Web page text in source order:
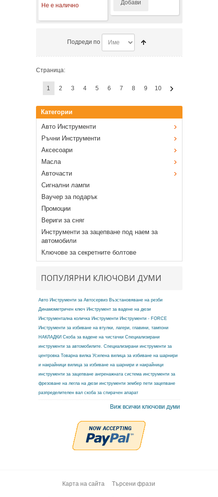
Не е налично Добави
Подреди по
Страница:
1 2 3 4 5 6 7 8 9 10
Категории
Авто Инструменти
Ръчни Инструменти
Аксесоари
Масла
Авточасти
Сигнални лампи
Ваучер за подарък
Промоции
Вериги за сняг
Инструменти за зацепване под наем за
автомобили
Ключове за секретните болтове
ПОПУЛЯРНИ КЛЮЧОВИ ДУМИ
Авто Инструменти за Автосервиз Възстановяване на резби
Динамометричен ключ Инструмент за вадене на дюзи
Инструментална количка Инструменти Инструменти - FORCE
Инструменти за избиване на втулки, лагери, главини, тампони
НАКЛАДКИ Скоба за вадене на чистачки Специализирани
инструменти за автомобилите. Специализирани инструменти за
центровка Товарна вилка Усилена вилица за избиване на шарнири
и накрайници вилица за избиване на шарнири и накрайници
инструменти за зацепване ангренажната система инструменти за
фрезоване на легла на дюзи инструменти зембер пети зацепване
разпределителен вал скоба за спирачен апарат
Виж всички ключови думи
Карта на сайта Търсени фрази